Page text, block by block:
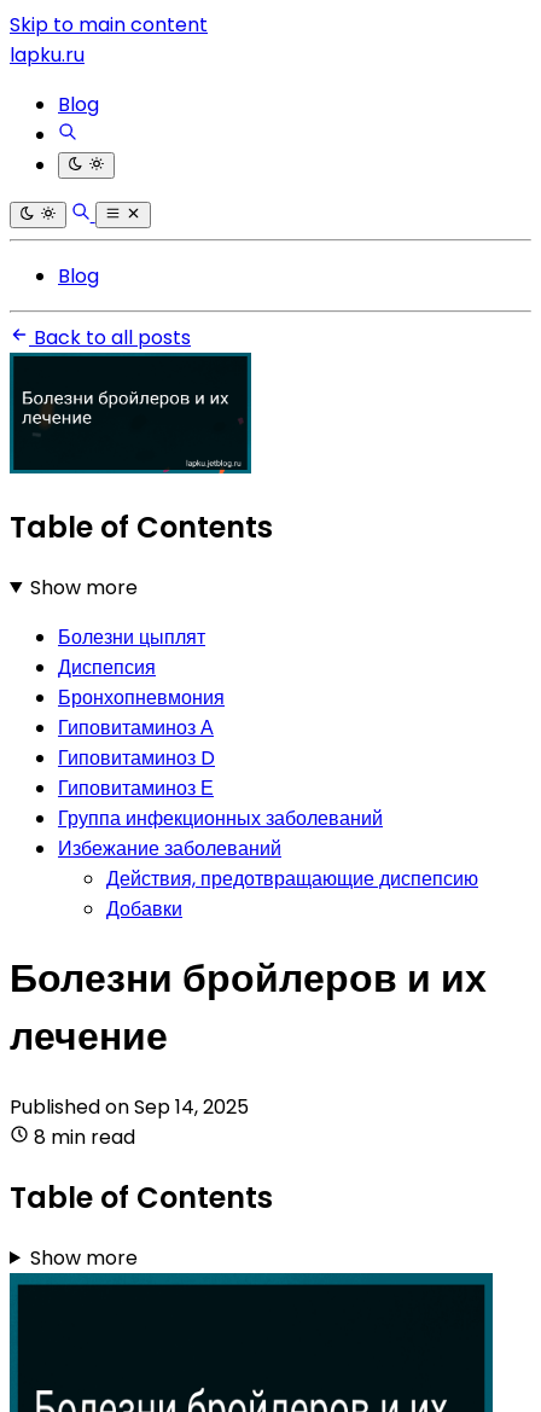
Skip to main content
lapku.ru
Blog
Blog
Back to all posts
Table of Contents
Show more
Болезни цыплят
Диспепсия
Бронхопневмония
Гиповитаминоз А
Гиповитаминоз D
Гиповитаминоз Е
Группа инфекционных заболеваний
Избежание заболеваний
Действия, предотвращающие диспепсию
Добавки
Болезни бройлеров и их
лечение
Published onSep 14, 2025
8 min read
Table of Contents
Show more